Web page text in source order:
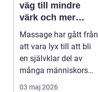
väg till mindre
värk och mer
vardagsenergi
Massage har gått från
att vara lyx till att bli
en självklar del av
många människors
hälsa och varda...
03 maj 2026